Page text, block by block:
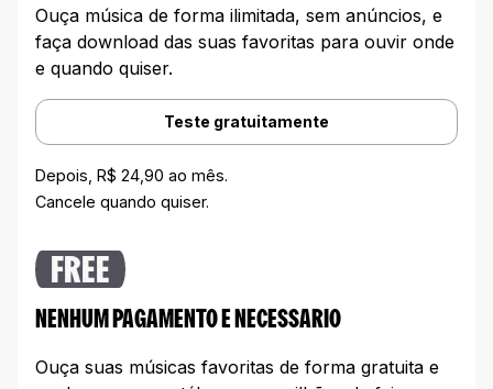
Ouça música de forma ilimitada, sem anúncios, e
faça download das suas favoritas para ouvir onde
e quando quiser.
Teste gratuitamente
Depois, R$ 24,90 ao mês.
Cancele quando quiser.
FREE
NENHUM PAGAMENTO E NECESSARIO
Ouça suas músicas favoritas de forma gratuita e